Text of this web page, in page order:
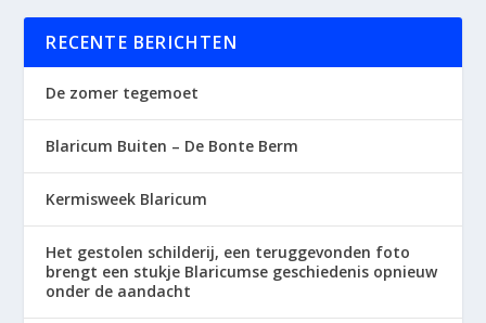
RECENTE BERICHTEN
De zomer tegemoet
Blaricum Buiten – De Bonte Berm
Kermisweek Blaricum
Het gestolen schilderij, een teruggevonden foto
brengt een stukje Blaricumse geschiedenis opnieuw
onder de aandacht